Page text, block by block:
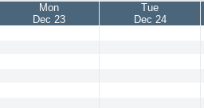
Mon
Dec 23
Tue
Dec 24